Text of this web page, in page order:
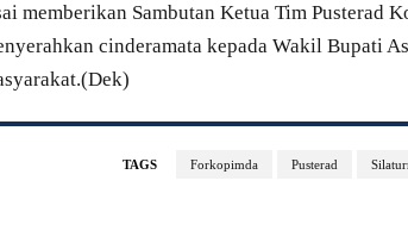
memberikan Sambutan Ketua Tim Pusterad
cinderamata kepada Wakil Bupati
TAGS Forkopimda Pusterad